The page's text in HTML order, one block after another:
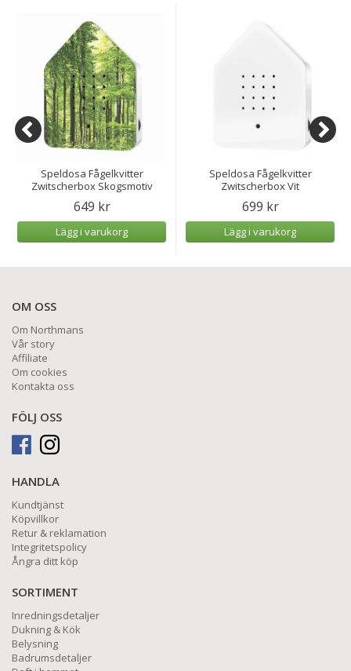
Speldosa Fågelkvitter
Zwitscherbox Skogsmotiv
649 kr
Lägg i varukorg
Speldosa Fågelkvitter
Zwitscherbox Vit
699 kr
Lägg i varukorg
OM OSS
Om Northmans
Vår story
Affiliate
Om cookies
Kontakta oss
FÖLJ OSS
HANDLA
Kundtjänst
Köpvillkor
Retur & reklamation
Integritetspolicy
Ångra ditt köp
SORTIMENT
Inredningsdetaljer
Dukning & Kök
Belysning
Badrumsdetaljer